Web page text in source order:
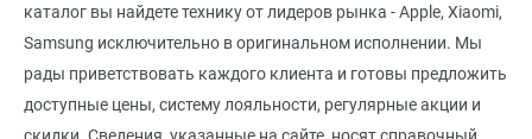
каталог вы найдете технику от лидеров рынка - Apple, Xiaomi,
Samsung исключительно в оригинальном исполнении. Мы
рады приветствовать каждого клиента и готовы предложить
доступные цены, систему лояльности, регулярные акции и